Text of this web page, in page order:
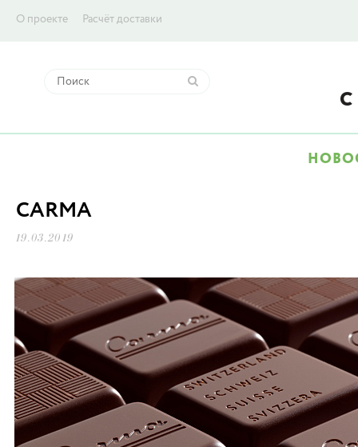
О проекте Расчёт доставки
CARMA
19.03.2019